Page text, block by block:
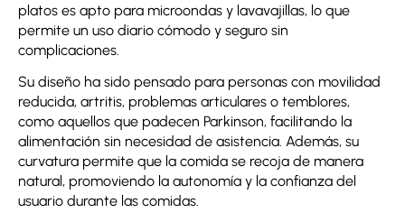
platos es apto para microondas y lavavajillas, lo que
permite un uso diario cómodo y seguro sin
complicaciones.
Su diseño ha sido pensado para personas con movilidad
reducida, artritis, problemas articulares o temblores,
como aquellos que padecen Parkinson, facilitando la
alimentación sin necesidad de asistencia. Además, su
curvatura permite que la comida se recoja de manera
natural, promoviendo la autonomía y la confianza del
usuario durante las comidas.